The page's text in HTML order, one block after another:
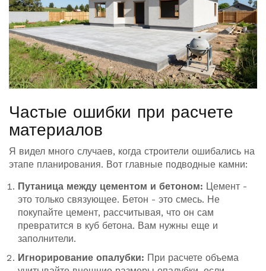
Частые ошибки при расчете
материалов
Я видел много случаев, когда строители ошибались на
этапе планирования. Вот главные подводные камни:
Путаница между цементом и бетоном: Цемент -
это только связующее. Бетон - это смесь. Не
покупайте цемент, рассчитывая, что он сам
превратится в куб бетона. Вам нужны еще и
заполнители.
Игнорирование опалубки: При расчете объема